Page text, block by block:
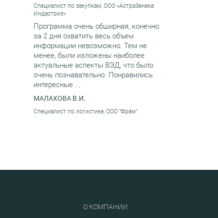
Специалист по закупкам, ООО «АстраЗенека
Индастриз»
Программа очень обширная, конечно
за 2 дня охватить весь объем
информации невозможно. Тем не
менее, были изложены наиболее
актуальные аспекты ВЭД, что было
очень познавательно. Понравились
интересные ...
МАЛАХОВА В.И.
Специалист по логистике, ООО "Фрам"
О КОМПАНИИ